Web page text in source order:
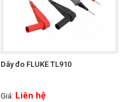
Dây đo FLUKE TL910
Giá: Liên hệ